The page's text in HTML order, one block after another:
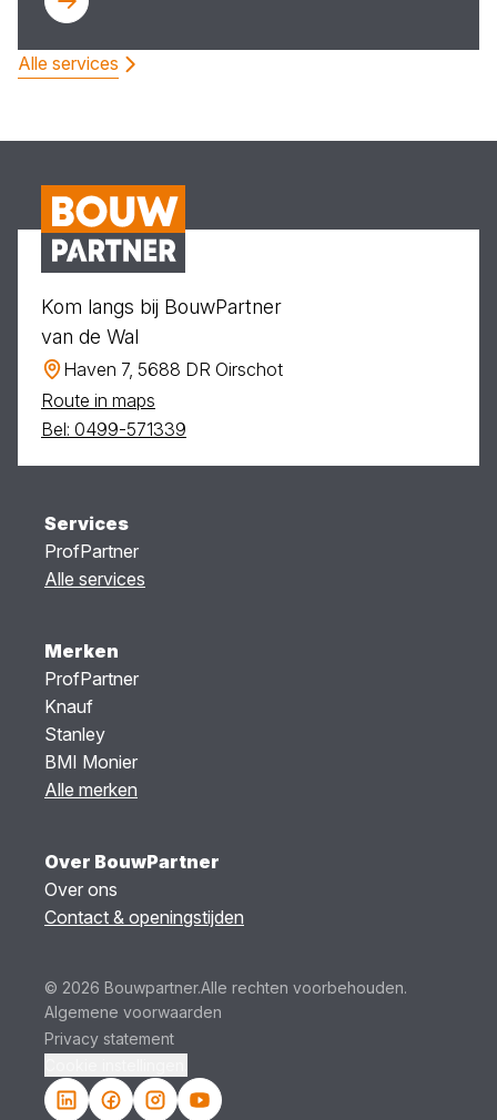
Alle services
Kom langs bij BouwPartner
van de Wal
Haven 7, 5688 DR Oirschot
Route in maps
Bel: 0499-571339
Services
ProfPartner
Alle services
Merken
ProfPartner
Knauf
Stanley
BMI Monier
Alle merken
Over BouwPartner
Over ons
Contact & openingstijden
© 2026 Bouwpartner.Alle rechten voorbehouden.
Algemene voorwaarden
Privacy statement